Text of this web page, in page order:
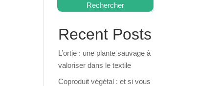
Rechercher
Recent Posts
L’ortie : une plante sauvage à
valoriser dans le textile
Coproduit végétal : et si vous